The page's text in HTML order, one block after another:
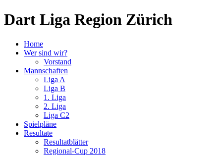
Dart Liga Region Zürich
Home
Wer sind wir?
Vorstand
Mannschaften
Liga A
Liga B
1. Liga
2. Liga
Liga C2
Spielpläne
Resultate
Resultatblätter
Regional-Cup 2018